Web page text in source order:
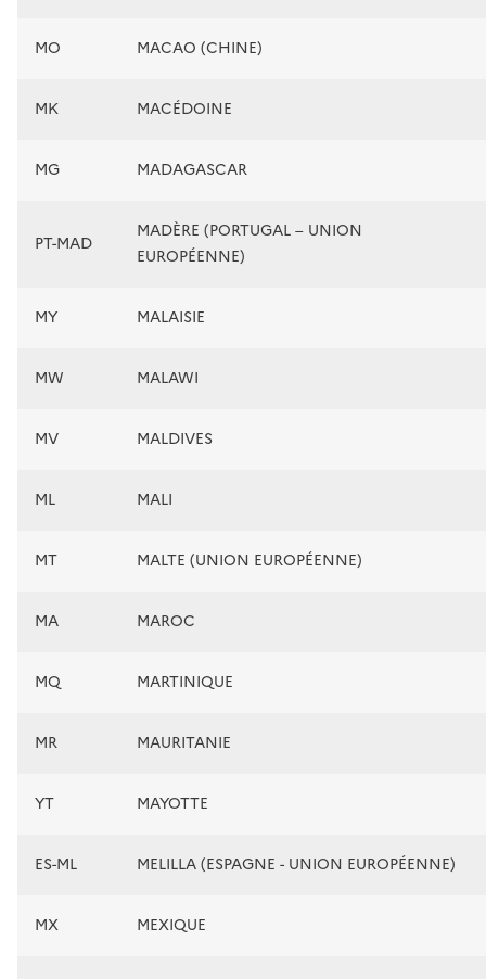
MO MACAO (CHINE)
MK MACÉDOINE
MG MADAGASCAR
PT-MAD
MADÈRE (PORTUGAL – UNION
EUROPÉENNE)
MY MALAISIE
MW MALAWI
MV MALDIVES
ML MALI
MT MALTE (UNION EUROPÉENNE)
MA MAROC
MQ MARTINIQUE
MR MAURITANIE
YT MAYOTTE
ES-ML MELILLA (ESPAGNE - UNION EUROPÉENNE)
MX MEXIQUE